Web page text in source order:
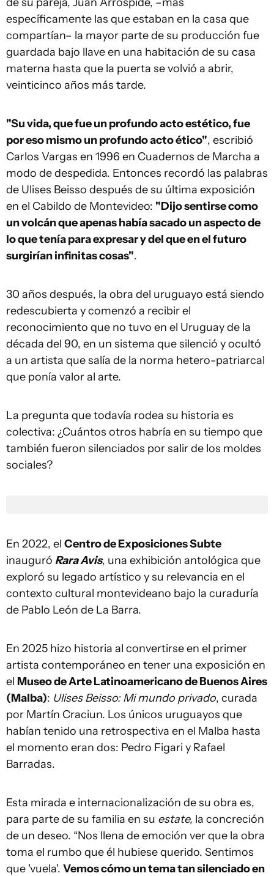
específicamente las que estaban en la casa que
compartían– la mayor parte de su producción fue
guardada bajo llave en una habitación de su casa
materna hasta que la puerta se volvió a abrir,
veinticinco años más tarde.
"Su vida, que fue un profundo acto estético, fue
por eso mismo un profundo acto ético", escribió
Carlos Vargas en 1996 en Cuadernos de Marcha a
modo de despedida. Entonces recordó las palabras
de Ulises Beisso después de su última exposición
en el Cabildo de Montevideo: "Dijo sentirse como
un volcán que apenas había sacado un aspecto de
lo que tenía para expresar y del que en el futuro
surgirían infinitas cosas".
30 años después, la obra del uruguayo está siendo
redescubierta y comenzó a recibir el
reconocimiento que no tuvo en el Uruguay de la
década del 90, en un sistema que silenció y ocultó
a un artista que salía de la norma hetero-patriarcal
que ponía valor al arte.
La pregunta que todavía rodea su historia es
colectiva: ¿Cuántos otros habría en su tiempo que
también fueron silenciados por salir de los moldes
sociales?
En 2022, el Centro de Exposiciones Subte
inauguró Rara Avis, una exhibición antológica que
exploró su legado artístico y su relevancia en el
contexto cultural montevideano bajo la curaduría
de Pablo León de La Barra.
En 2025 hizo historia al convertirse en el primer
artista contemporáneo en tener una exposición en
el Museo de Arte Latinoamericano de Buenos Aires
(Malba): Ulises Beisso: Mi mundo privado, curada
por Martín Craciun. Los únicos uruguayos que
habían tenido una retrospectiva en el Malba hasta
el momento eran dos: Pedro Figari y Rafael
Barradas.
Esta mirada e internacionalización de su obra es,
para parte de su familia en su estate, la concreción
de un deseo. “Nos llena de emoción ver que la obra
toma el rumbo que él hubiese querido. Sentimos
que 'vuela'. Vemos cómo un tema tan silenciado en